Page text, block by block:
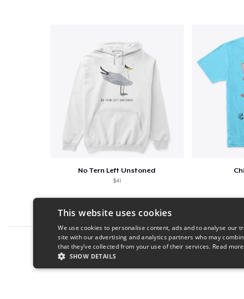
No Tern Left Unstoned
$41
Report this product
This website uses cookies
We use cookies to personalise content, ads and to analyse
site with our advertising and analytics partners who may
that they’ve collected from your use of their services. Read more
SHOW DETAILS